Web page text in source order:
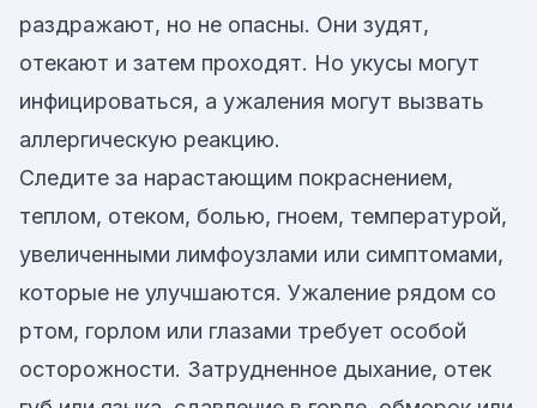
раздражают, но не опасны. Они зудят,
отекают и затем проходят. Но укусы могут
инфицироваться, а ужаления могут вызвать
аллергическую реакцию.
Следите за нарастающим покраснением,
теплом, отеком, болью, гноем, температурой,
увеличенными лимфоузлами или симптомами,
которые не улучшаются. Ужаление рядом со
ртом, горлом или глазами требует особой
осторожности. Затрудненное дыхание, отек